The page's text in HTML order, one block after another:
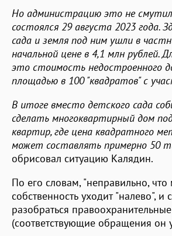
Но администрацию это не
состоялся 29 августа 2023 года.
сада и земля под ним ушли в
начальной цене в 4,1 млн рублей.
это стоимость недостроенного
площадью в 100 "квадратов" с
В итоге вместо детского сада
сделать многоквартирный дом
квартир, где цена квадратного
может составлять примерно 50
обрисовал ситуацию Калядин.
По его словам, "неправильно,
собственность уходит "налево",
разобраться
(соответствующие обращения он